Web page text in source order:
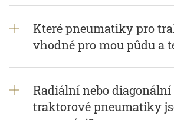
Které pneumatiky pro
vhodné pro mou půdu a
Radiální nebo
traktorové pneumatiky